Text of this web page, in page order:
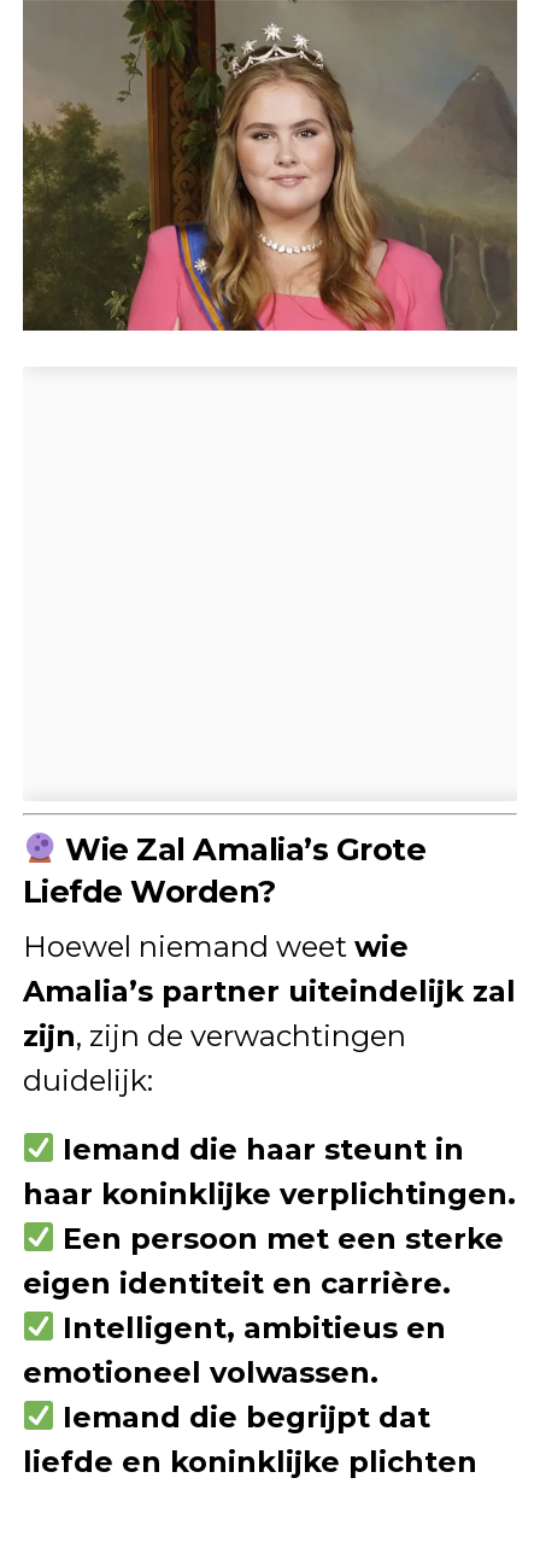
Wie Zal Amalia’s Grote
Liefde Worden?
Hoewel niemand weet wie
Amalia’s partner uiteindelijk zal
zijn, zijn de verwachtingen
duidelijk:
Iemand die haar steunt in
haar koninklijke verplichtingen.
Een persoon met een sterke
eigen identiteit en carrière.
Intelligent, ambitieus en
emotioneel volwassen.
Iemand die begrijpt dat
liefde en koninklijke plichten